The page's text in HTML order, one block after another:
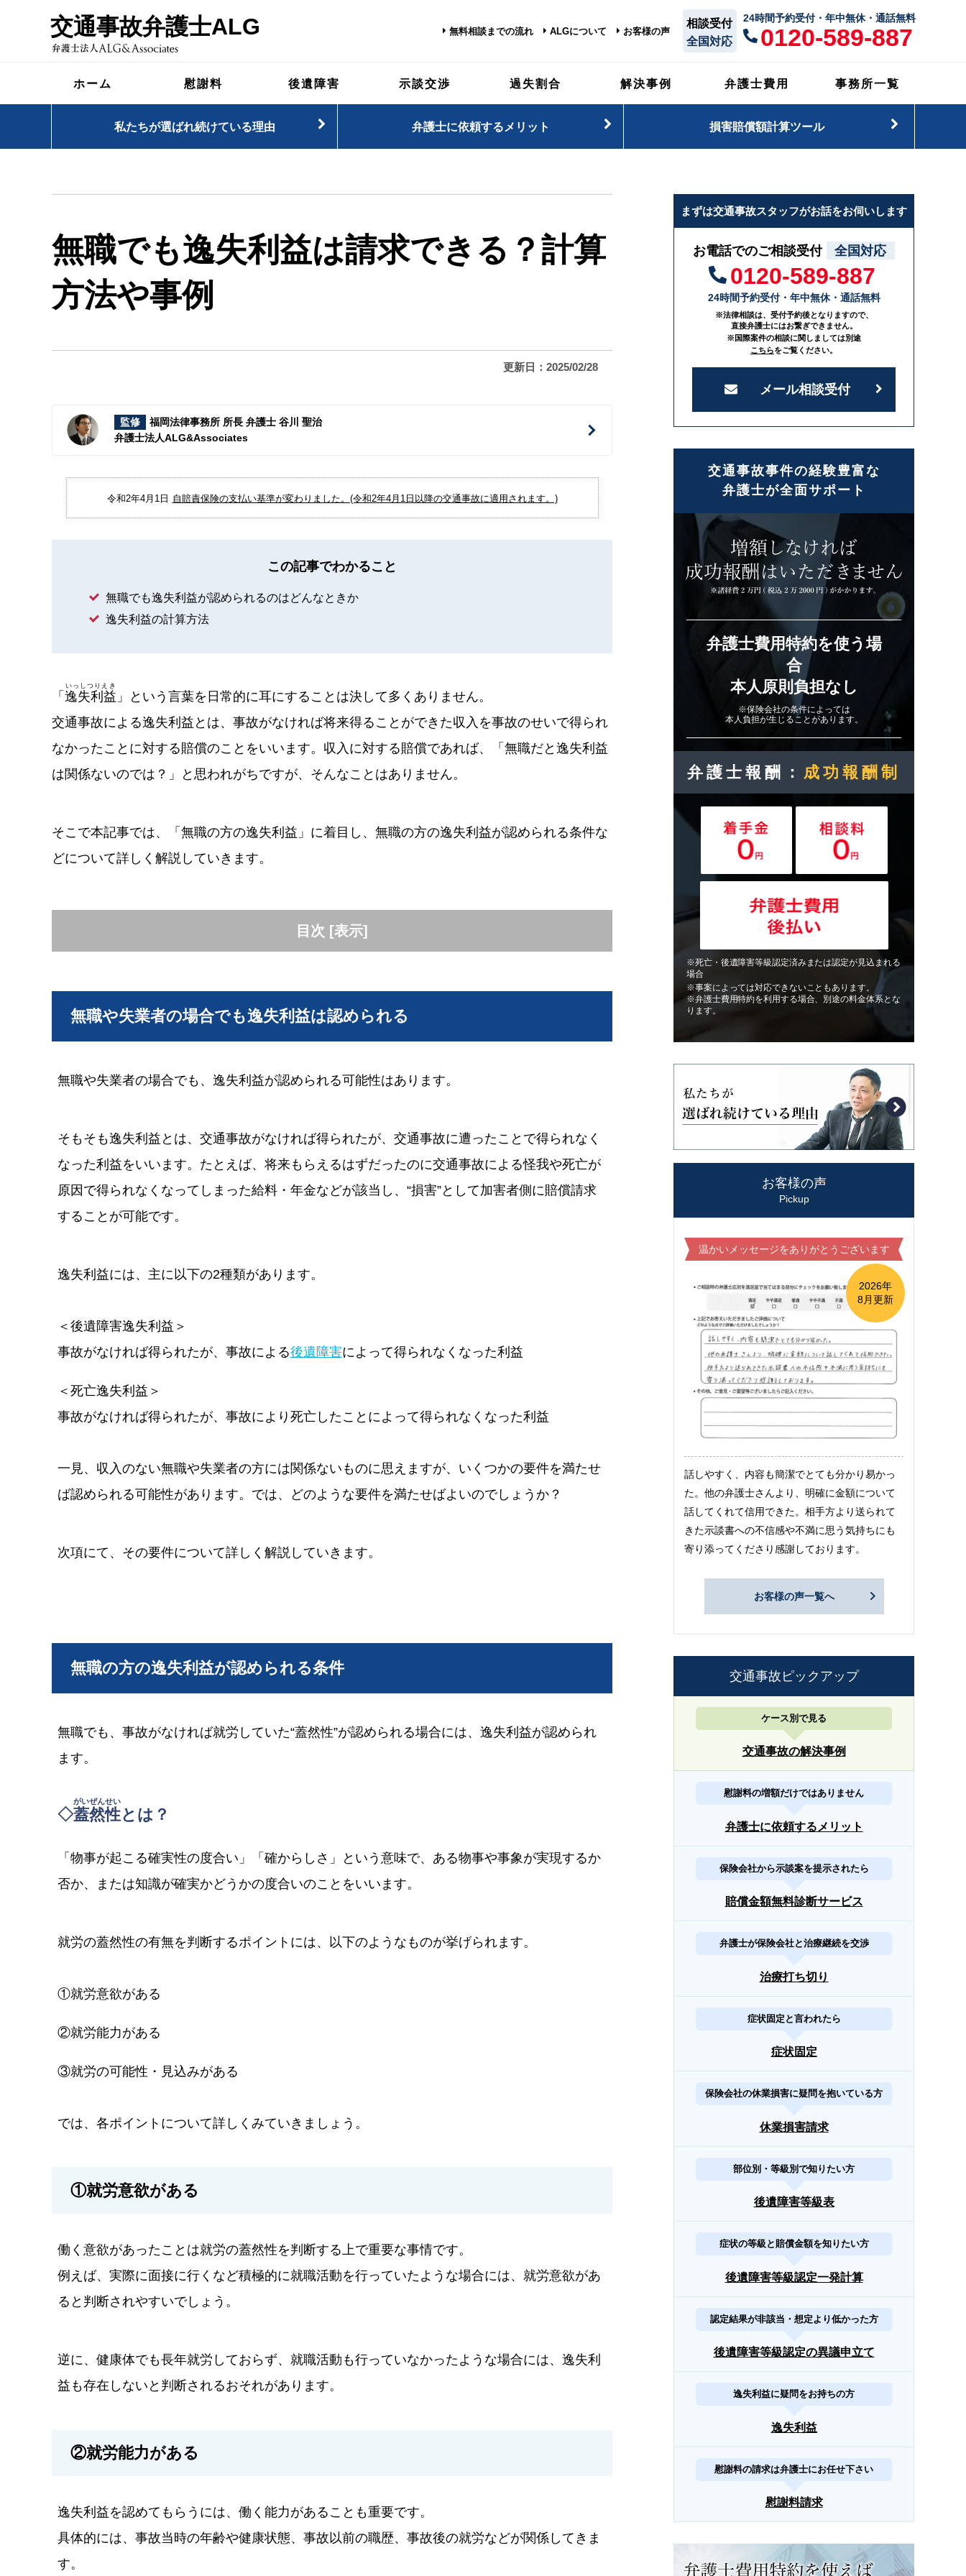
交通事故弁護士ALG 無料相談までの流れ ALGについて お客様の声
相談受付
全国対応
24時間予約受付・年中無休・通話無料
0120-589-887
ホーム 慰謝料 後遺障害 示談交渉 過失割合 解決事例 弁護士費用 事務所一覧
私たちが選ばれ続けている理由 弁護士に依頼するメリット 損害賠償額計算ツール
無職でも逸失利益は請求できる？計算
方法や事例
更新日：2025/02/28
監修
福岡法律事務所 所長 弁護士 谷川 聖治
弁護士法人ALG&Associates
令和2年4月1日 自賠責保険の支払い基準が変わりました。(令和2年4月1日以降の交通事故に適用されます。)
この記事でわかること
無職でも逸失利益が認められるのはどんなときか
逸失利益の計算方法
「 逸失利益
いっしつりえき
」という言葉を日常的に耳にすることは決して多くありません。
交通事故による逸失利益とは、事故がなければ将来得ることができた収入を事故のせいで得られ
なかったことに対する賠償のことをいいます。収入に対する賠償であれば、「無職だと逸失利益
は関係ないのでは？」と思われがちですが、そんなことはありません。
そこで本記事では、「無職の方の逸失利益」に着目し、無職の方の逸失利益が認められる条件な
どについて詳しく解説していきます。
目次 [表示]
無職や失業者の場合でも逸失利益は認められる
無職や失業者の場合でも、逸失利益が認められる可能性はあります。
そもそも逸失利益とは、交通事故がなければ得られたが、交通事故に遭ったことで得られなく
なった利益をいいます。たとえば、将来もらえるはずだったのに交通事故による怪我や死亡が
原因で得られなくなってしまった給料・年金などが該当し、“損害”として加害者側に賠償請求
することが可能です。
逸失利益には、主に以下の2種類があります。
＜後遺障害逸失利益＞
事故がなければ得られたが、事故による後遺障害によって得られなくなった利益
＜死亡逸失利益＞
事故がなければ得られたが、事故により死亡したことによって得られなくなった利益
一見、収入のない無職や失業者の方には関係ないものに思えますが、いくつかの要件を満たせ
ば認められる可能性があります。では、どのような要件を満たせばよいのでしょうか？
次項にて、その要件について詳しく解説していきます。
無職の方の逸失利益が認められる条件
無職でも、事故がなければ就労していた“蓋然性”が認められる場合には、逸失利益が認められ
ます。
◇蓋然性
がいぜんせい
とは？
「物事が起こる確実性の度合い」「確からしさ」という意味で、ある物事や事象が実現するか
否か、または知識が確実かどうかの度合いのことをいいます。
就労の蓋然性の有無を判断するポイントには、以下のようなものが挙げられます。
①就労意欲がある
②就労能力がある
③就労の可能性・見込みがある
では、各ポイントについて詳しくみていきましょう。
①就労意欲がある
働く意欲があったことは就労の蓋然性を判断する上で重要な事情です。
例えば、実際に面接に行くなど積極的に就職活動を行っていたような場合には、就労意欲があ
ると判断されやすいでしょう。
逆に、健康体でも長年就労しておらず、就職活動も行っていなかったような場合には、逸失利
益も存在しないと判断されるおそれがあります。
②就労能力がある
逸失利益を認めてもらうには、働く能力があることも重要です。
具体的には、事故当時の年齢や健康状態、事故以前の職歴、事故後の就労などが関係してきま
す。
まずは交通事故スタッフがお話をお伺いします
お電話でのご相談受付 全国対応
0120-589-887
24時間予約受付・年中無休・通話無料
※法律相談は、受付予約後となりますので、
直接弁護士にはお繋ぎできません。
※国際案件の相談に関しましては別途
こちらをご覧ください。
メール相談受付
交通事故事件の経験豊富な
弁護士が全面サポート
弁護士費用特約を使う場
合
本人原則負担なし
※保険会社の条件によっては
本人負担が生じることがあります。
弁護士報酬： 成功報酬制
※死亡・後遺障害等級認定済みまたは認定が見込まれる
場合
※事案によっては対応できないこともあります。
※弁護士費用特約を利用する場合、別途の料金体系とな
ります。
お客様の声
Pickup
温かいメッセージをありがとうございます
2026年
8月更新
話しやすく、内容も簡潔でとても分かり易かっ
た。他の弁護士さんより、明確に金額について
話してくれて信用できた。相手方より送られて
きた示談書への不信感や不満に思う気持ちにも
寄り添ってくださり感謝しております。
お客様の声一覧へ
交通事故ピックアップ
ケース別で見る
交通事故の解決事例
慰謝料の増額だけではありません
弁護士に依頼するメリット
保険会社から示談案を提示されたら
賠償金額無料診断サービス
弁護士が保険会社と治療継続を交渉
治療打ち切り
症状固定と言われたら
症状固定
保険会社の休業損害に疑問を抱いている方
休業損害請求
部位別・等級別で知りたい方
後遺障害等級表
症状の等級と賠償金額を知りたい方
後遺障害等級認定一発計算
認定結果が非該当・想定より低かった方
後遺障害等級認定の異議申立て
逸失利益に疑問をお持ちの方
逸失利益
慰謝料の請求は弁護士にお任せ下さい
慰謝料請求